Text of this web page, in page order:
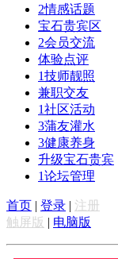
2情感话题
宝石贵宾区
2会员交流
体验点评
1技师靓照
兼职交友
1社区活动
3蒲友灌水
3健康养身
升级宝石贵宾
1论坛管理
首页 | 登录 | 注册
触屏版 | 电脑版